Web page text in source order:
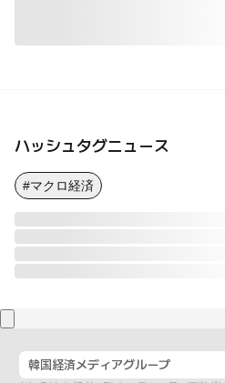
ハッシュタグニュース
#マクロ経済
韓国経済メディアグループ